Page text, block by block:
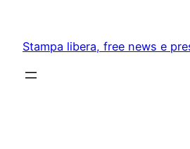
content
Stampa libera, free news e